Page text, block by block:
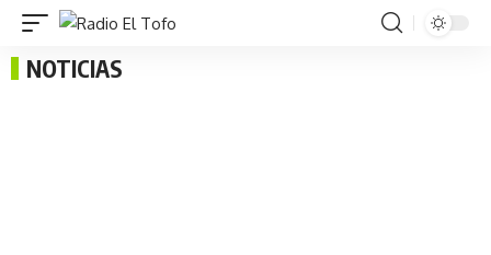
NOTICIAS